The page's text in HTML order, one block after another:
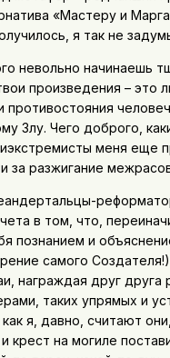
«Мастеру и
я так не
невольно начинаешь
произведения – это
противостояния
Злу. Чего доброго,
меня еще
за разжигание
в том, что,
познанием и
самого
награждая друг друга
таких упрямых и
я, давно, считают
крест на могиле